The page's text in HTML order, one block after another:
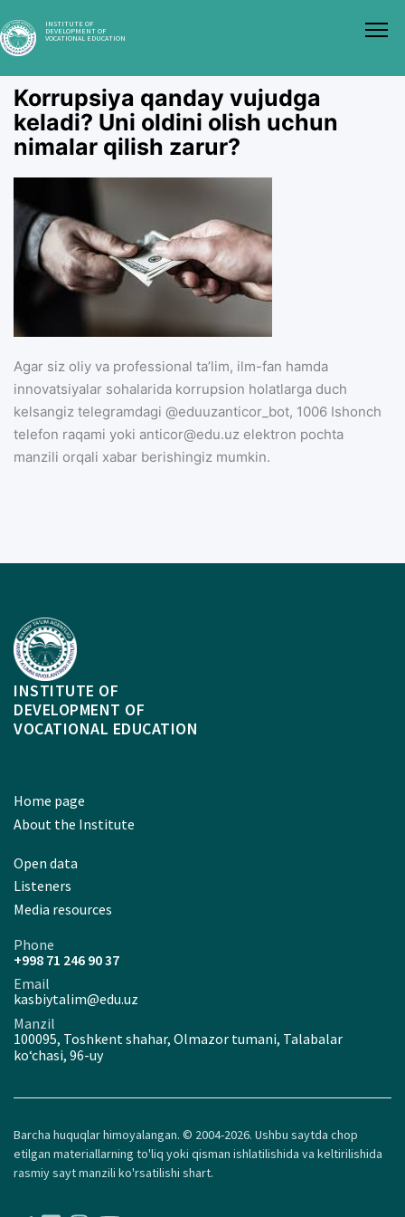
INSTITUTE OF
DEVELOPMENT OF
VOCATIONAL EDUCATION
Korrupsiya qanday vujudga
keladi? Uni oldini olish uchun
nimalar qilish zarur?
Agar siz oliy va professional taʼlim, ilm-fan hamda
innovatsiyalar sohalarida korrupsion holatlarga duch
kelsangiz telegramdagi @eduuzanticor_bot, 1006 Ishonch
telefon raqami yoki anticor@edu.uz elektron pochta
manzili orqali xabar berishingiz mumkin.
INSTITUTE OF
DEVELOPMENT OF
VOCATIONAL EDUCATION
Home page
About the Institute
Open data
Listeners
Media resources
Phone
+998 71 246 90 37
Email
kasbiytalim@edu.uz
Manzil
100095, Toshkent shahar, Olmazor tumani, Talabalar
ko‘chasi, 96-uy
Barcha huquqlar himoyalangan. © 2004-2026. Ushbu saytda chop
etilgan materiallarning to'liq yoki qisman ishlatilishida va keltirilishida
rasmiy sayt manzili ko'rsatilishi shart.